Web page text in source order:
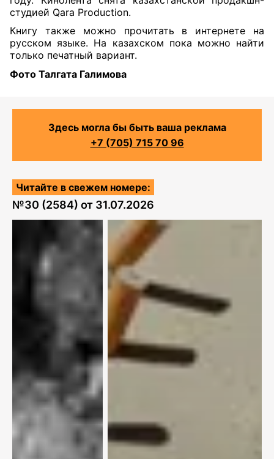
студией Qara Production.
Книгу также можно прочитать в интернете на
русском языке. На казахском пока можно найти
только печатный вариант.
Фото Талгата Галимова
Здесь могла бы быть ваша реклама
+7 (705) 715 70 96
Читайте в свежем номере:
№30 (2584) от 31.07.2026